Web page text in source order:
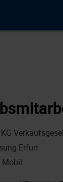
Erfurt
Mobil